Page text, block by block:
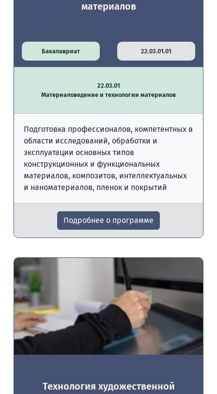
материалов
Бакалавриат 22.03.01.01
22.03.01
Материаловедение и технологии материалов
Подготовка профессионалов, компетентных в
области исследований, обработки и
эксплуатации основных типов
конструкционных и функциональных
материалов, композитов, интеллектуальных
и наноматериалов, пленок и покрытий
Подробнее о программе
Технология художественной